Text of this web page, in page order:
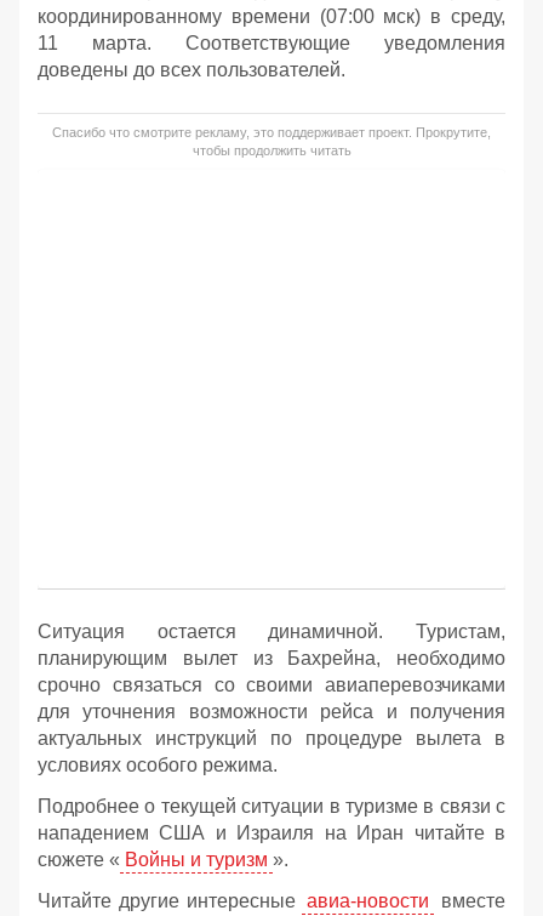
координированному времени (07:00 мск) в среду,
11 марта. Соответствующие уведомления
доведены до всех пользователей.
Спасибо что смотрите рекламу, это поддерживает проект. Прокрутите,
чтобы продолжить читать
Ситуация остается динамичной. Туристам,
планирующим вылет из Бахрейна, необходимо
срочно связаться со своими авиаперевозчиками
для уточнения возможности рейса и получения
актуальных инструкций по процедуре вылета в
условиях особого режима.
Подробнее о текущей ситуации в туризме в связи с
нападением США и Израиля на Иран читайте в
сюжете « Войны и туризм ».
Читайте другие интересные авиа-новости
вместе